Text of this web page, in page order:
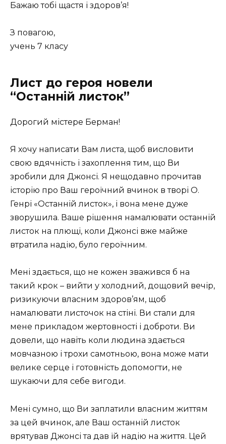
Бажаю тобі щастя і здоров’я!
З повагою,
учень 7 класу
Лист до героя новели
“Останній листок”
Дорогий містере Берман!
Я хочу написати Вам листа, щоб висловити
свою вдячність і захоплення тим, що Ви
зробили для Джонсі. Я нещодавно прочитав
історію про Ваш героїчний вчинок в творі О.
Генрі «Останній листок», і вона мене дуже
зворушила. Ваше рішення намалювати останній
листок на плющі, коли Джонсі вже майже
втратила надію, було героїчним.
Мені здається, що не кожен зважився б на
такий крок – вийти у холодний, дощовий вечір,
ризикуючи власним здоров’ям, щоб
намалювати листочок на стіні. Ви стали для
мене прикладом жертовності і доброти. Ви
довели, що навіть коли людина здається
мовчазною і трохи самотньою, вона може мати
велике серце і готовність допомогти, не
шукаючи для себе вигоди.
Мені сумно, що Ви заплатили власним життям
за цей вчинок, але Ваш останній листок
врятував Джонсі та дав їй надію на життя. Цей